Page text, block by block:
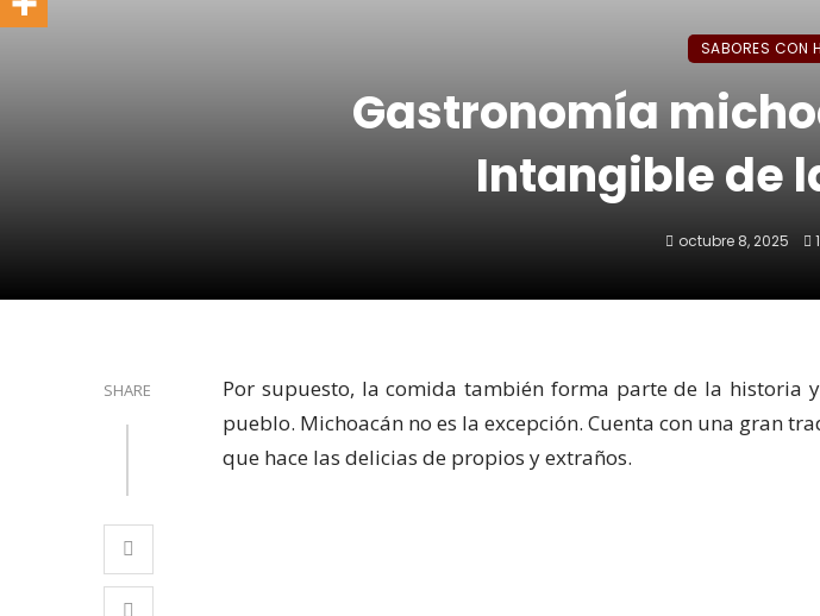
SABORES CON
Gastronomía
Intangible de
octubre 8, 2025
SHARE
Por supuesto, la comida también forma parte de la historia
pueblo. Michoacán no es la excepción. Cuenta con una gran
que hace las delicias de propios y extraños.